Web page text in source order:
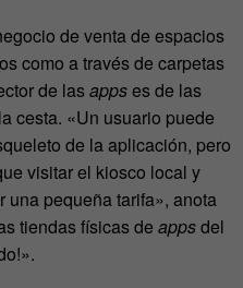
de venta de espacios
como a través de carpetas
de lasappses de las
cesta. «Un usuario puede
de la aplicación, pero
visitar el kiosco local y
una pequeña tarifa», anota
tiendas físicas de appsdel